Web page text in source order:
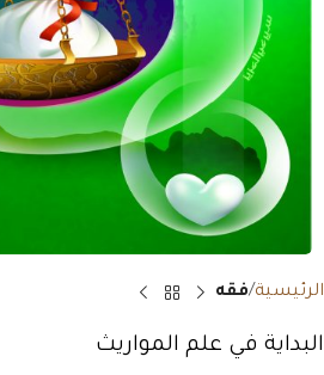
الرئيسية فقه
البداية في علم المواريث